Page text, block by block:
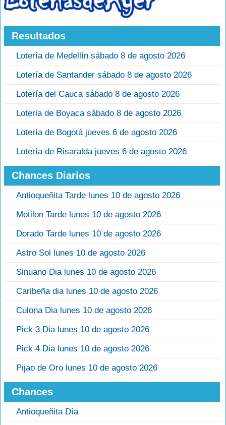
Resultados
Lotería de Medellín sábado 8 de agosto 2026
Lotería de Santander sábado 8 de agosto 2026
Lotería del Cauca sábado 8 de agosto 2026
Loteria de Boyaca sábado 8 de agosto 2026
Lotería de Bogotá jueves 6 de agosto 2026
Lotería de Risaralda jueves 6 de agosto 2026
Chances Diarios
Antioqueñita Tarde lunes 10 de agosto 2026
Motilon Tarde lunes 10 de agosto 2026
Dorado Tarde lunes 10 de agosto 2026
Astro Sol lunes 10 de agosto 2026
Sinuano Dia lunes 10 de agosto 2026
Caribeña dia lunes 10 de agosto 2026
Culona Dia lunes 10 de agosto 2026
Pick 3 Dia lunes 10 de agosto 2026
Pick 4 Dia lunes 10 de agosto 2026
Pijao de Oro lunes 10 de agosto 2026
Chances
Antioqueñita Día